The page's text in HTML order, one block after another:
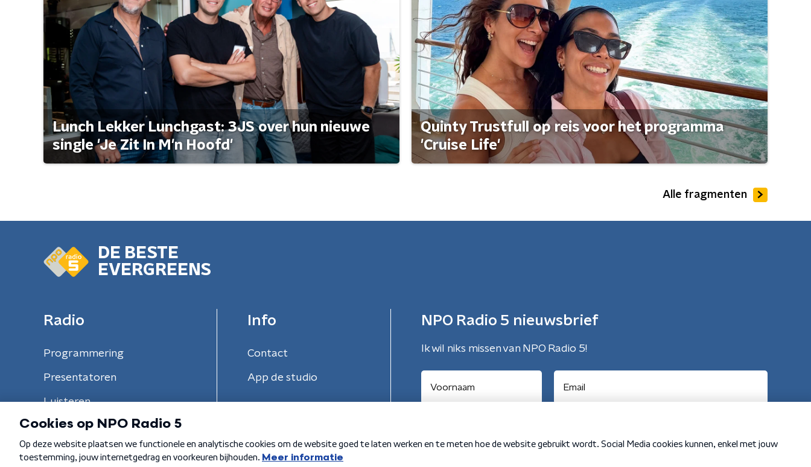
Lunch Lekker Lunchgast: 3JS over hun nieuwe
single 'Je Zit In M'n Hoofd'
Quinty Trustfull op reis voor het programma
'Cruise Life'
Alle fragmenten
DE BESTE
EVERGREENS
Radio
Programmering
Presentatoren
Luisteren
Info
Contact
App de studio
NPO Radio 5 nieuwsbrief
Ik wil niks missen van NPO Radio 5!
Algemene voorwaarden Privacybeleid